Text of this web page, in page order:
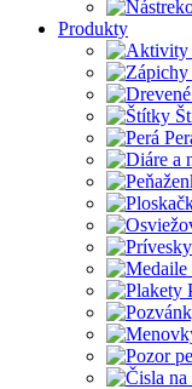
Produkty